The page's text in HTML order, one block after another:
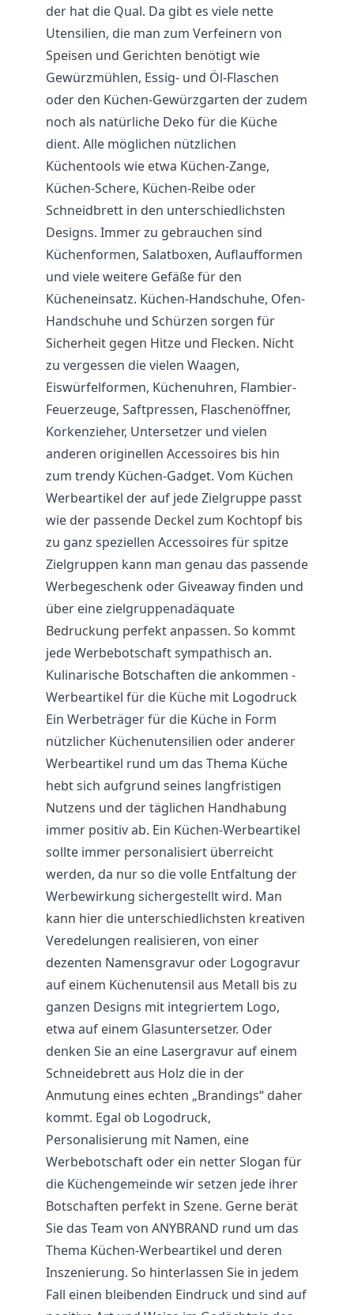
der hat die Qual. Da gibt es viele nette
Utensilien, die man zum Verfeinern von
Speisen und Gerichten benötigt wie
Gewürzmühlen, Essig- und Öl-Flaschen
oder den Küchen-Gewürzgarten der zudem
noch als natürliche Deko für die Küche
dient. Alle möglichen nützlichen
Küchentools wie etwa Küchen-Zange,
Küchen-Schere, Küchen-Reibe oder
Schneidbrett in den unterschiedlichsten
Designs. Immer zu gebrauchen sind
Küchenformen, Salatboxen, Auflaufformen
und viele weitere Gefäße für den
Kücheneinsatz. Küchen-Handschuhe, Ofen-
Handschuhe und Schürzen sorgen für
Sicherheit gegen Hitze und Flecken. Nicht
zu vergessen die vielen Waagen,
Eiswürfelformen, Küchenuhren, Flambier-
Feuerzeuge, Saftpressen, Flaschenöffner,
Korkenzieher, Untersetzer und vielen
anderen originellen Accessoires bis hin
zum trendy Küchen-Gadget. Vom Küchen
Werbeartikel der auf jede Zielgruppe passt
wie der passende Deckel zum Kochtopf bis
zu ganz speziellen Accessoires für spitze
Zielgruppen kann man genau das passende
Werbegeschenk oder Giveaway finden und
über eine zielgruppenadäquate
Bedruckung perfekt anpassen. So kommt
jede Werbebotschaft sympathisch an.
Kulinarische Botschaften die ankommen -
Werbeartikel für die Küche mit Logodruck
Ein Werbeträger für die Küche in Form
nützlicher Küchenutensilien oder anderer
Werbeartikel rund um das Thema Küche
hebt sich aufgrund seines langfristigen
Nutzens und der täglichen Handhabung
immer positiv ab. Ein Küchen-Werbeartikel
sollte immer personalisiert überreicht
werden, da nur so die volle Entfaltung der
Werbewirkung sichergestellt wird. Man
kann hier die unterschiedlichsten kreativen
Veredelungen realisieren, von einer
dezenten Namensgravur oder Logogravur
auf einem Küchenutensil aus Metall bis zu
ganzen Designs mit integriertem Logo,
etwa auf einem Glasuntersetzer. Oder
denken Sie an eine Lasergravur auf einem
Schneidebrett aus Holz die in der
Anmutung eines echten „Brandings“ daher
kommt. Egal ob Logodruck,
Personalisierung mit Namen, eine
Werbebotschaft oder ein netter Slogan für
die Küchengemeinde wir setzen jede ihrer
Botschaften perfekt in Szene. Gerne berät
Sie das Team von ANYBRAND rund um das
Thema Küchen-Werbeartikel und deren
Inszenierung. So hinterlassen Sie in jedem
Fall einen bleibenden Eindruck und sind auf